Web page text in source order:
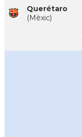
Querétaro
(Mèxic)